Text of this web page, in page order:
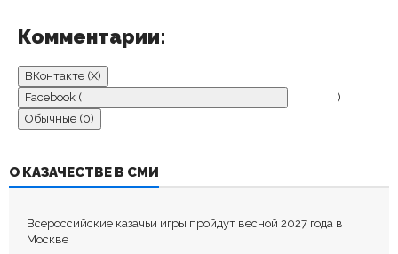
Комментарии:
ВКонтакте (X)
Facebook (
)
Обычные (0)
Пока нет комментариев.
Оставьте первый комментарий.
О КАЗАЧЕСТВЕ В СМИ
Всероссийские казачьи игры пройдут весной 2027 года в
Москве